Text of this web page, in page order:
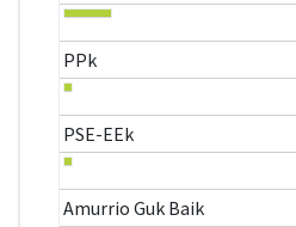
PPk
PSE-EEk
Amurrio Guk Baik